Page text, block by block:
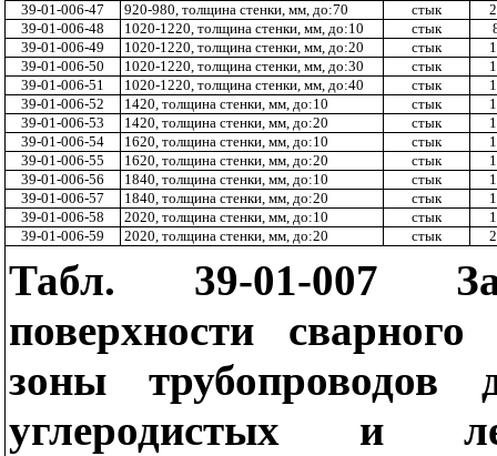
39-01-006-47
920-980, толщина стенки, мм, до:70 стык
39-01-006-48
1020-1220, толщина стенки, мм, до:10 стык
39-01-006-49
1020-1220, толщина стенки, мм, до:20 стык
39-01-006-50
1020-1220, толщина стенки, мм, до:30 стык
39-01-006-51
1020-1220, толщина стенки, мм, до:40 стык
39-01-006-52
1420, толщина стенки, мм, до:10 стык
39-01-006-53
1420, толщина стенки, мм, до:20 стык
39-01-006-54
1620, толщина стенки, мм, до:10 стык
39-01-006-55
1620, толщина стенки, мм, до:20 стык
39-01-006-56
1840, толщина стенки, мм, до:10 стык
39-01-006-57
1840, толщина стенки, мм, до:20 стык
39-01-006-58
2020, толщина стенки, мм, до:10 стык
39-01-006-59
2020, толщина стенки, мм, до:20 стык
Табл. 39-01-007
поверхности
зоны
углеродистых и